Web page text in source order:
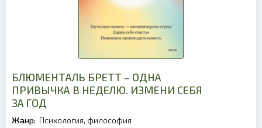
БЛЮМЕНТАЛЬ БРЕТТ – ОДНА
ПРИВЫЧКА В НЕДЕЛЮ. ИЗМЕНИ СЕБЯ
ЗА ГОД
Жанр: Психология, философия